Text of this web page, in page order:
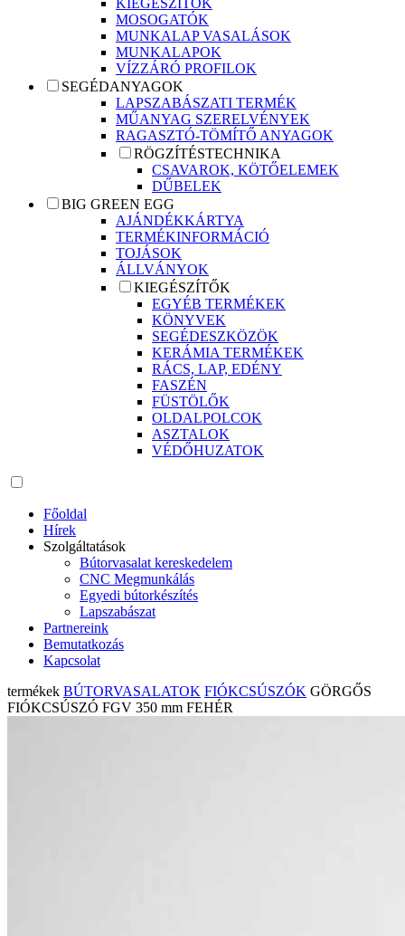
KIEGÉSZÍTŐK
MOSOGATÓK
MUNKALAP VASALÁSOK
MUNKALAPOK
VÍZZÁRÓ PROFILOK
SEGÉDANYAGOK
LAPSZABÁSZATI TERMÉK
MŰANYAG SZERELVÉNYEK
RAGASZTÓ-TÖMÍTŐ ANYAGOK
RÖGZÍTÉSTECHNIKA
CSAVAROK, KÖTŐELEMEK
DŰBELEK
BIG GREEN EGG
AJÁNDÉKKÁRTYA
TERMÉKINFORMÁCIÓ
TOJÁSOK
ÁLLVÁNYOK
KIEGÉSZÍTŐK
EGYÉB TERMÉKEK
KÖNYVEK
SEGÉDESZKÖZÖK
KERÁMIA TERMÉKEK
RÁCS, LAP, EDÉNY
FASZÉN
FÜSTÖLŐK
OLDALPOLCOK
ASZTALOK
VÉDŐHUZATOK
Főoldal
Hírek
Szolgáltatások
Bútorvasalat kereskedelem
CNC Megmunkálás
Egyedi bútorkészítés
Lapszabászat
Partnereink
Bemutatkozás
Kapcsolat
termékek BÚTORVASALATOK FIÓKCSÚSZÓK GÖRGŐS
FIÓKCSÚSZÓ FGV 350 mm FEHÉR